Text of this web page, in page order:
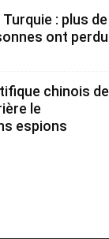
: plus de
ont perdu
chinois de
le
espions